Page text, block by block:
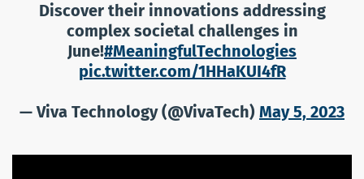
Discover their innovations addressing
complex societal challenges in
June!#MeaningfulTechnologies
pic.twitter.com/1HHaKUI4fR
— Viva Technology (@VivaTech) May 5, 2023